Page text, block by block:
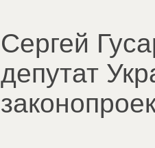
Сергей
депутат